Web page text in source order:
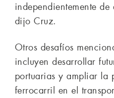
independientemente
dijo Cruz.
Otros desafíos
incluyen desarrollar
portuarias y ampliar la
ferrocarril en el